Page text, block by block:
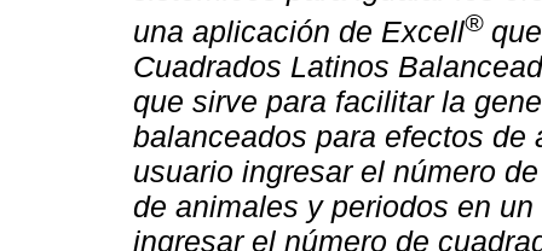
una aplicación de Excell®que
Cuadrados Latinos
que sirve para facilitar la
balanceados para efectos de
usuario ingresar el número
de animales y periodos en
ingresar el número de